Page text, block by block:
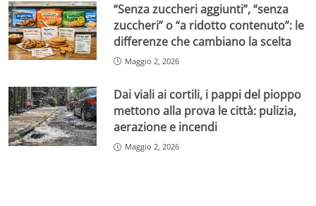
“Senza zuccheri aggiunti”, “senza
zuccheri” o “a ridotto contenuto”: le
differenze che cambiano la scelta
Maggio 2, 2026
Dai viali ai cortili, i pappi del pioppo
mettono alla prova le città: pulizia,
aerazione e incendi
Maggio 2, 2026